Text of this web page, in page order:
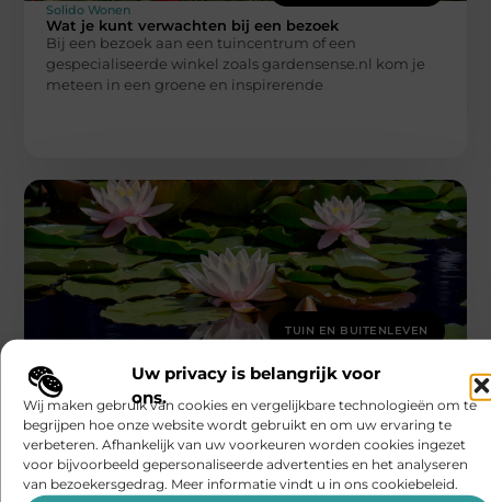
Uw privacy is belangrijk voor
ons.
Wij maken gebruik van cookies en vergelijkbare technologieën om te
begrijpen hoe onze website wordt gebruikt en om uw ervaring te
verbeteren. Afhankelijk van uw voorkeuren worden cookies ingezet
voor bijvoorbeeld gepersonaliseerde advertenties en het analyseren
van bezoekersgedrag. Meer informatie vindt u in ons cookiebeleid.
Solido Wonen
Wat je kunt verwachten bij een bezoek
Bij een bezoek aan een tuincentrum of een
gespecialiseerde winkel zoals gardensense.nl kom je
meteen in een groene en inspirerende
TUIN EN BUITENLEVEN
Is Uw Vijver Klaar voor de Zomer? Ontdek
de Belangrijkste Onderhoudstips!
Waarom is Regelmatig Onderhoud aan Uw Vijver Zo
Belangrijk? Uw vijver is een levendig ecosysteem dat
constante aandacht en zorg